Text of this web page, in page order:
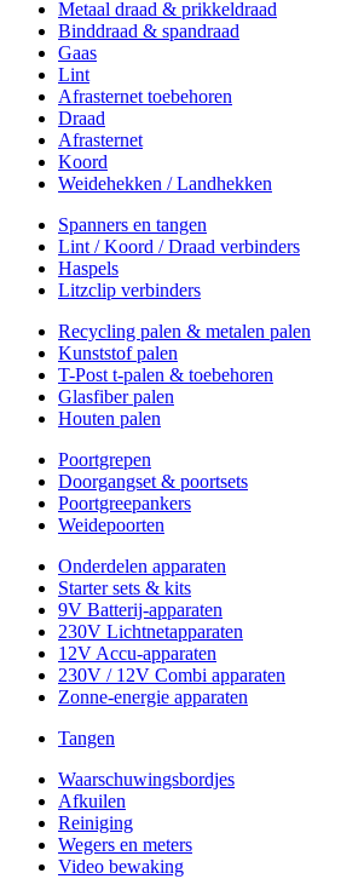
Metaal draad & prikkeldraad
Binddraad & spandraad
Gaas
Lint
Afrasternet toebehoren
Draad
Afrasternet
Koord
Weidehekken / Landhekken
Spanners en tangen
Lint / Koord / Draad verbinders
Haspels
Litzclip verbinders
Recycling palen & metalen palen
Kunststof palen
T-Post t-palen & toebehoren
Glasfiber palen
Houten palen
Poortgrepen
Doorgangset & poortsets
Poortgreepankers
Weidepoorten
Onderdelen apparaten
Starter sets & kits
9V Batterij-apparaten
230V Lichtnetapparaten
12V Accu-apparaten
230V / 12V Combi apparaten
Zonne-energie apparaten
Tangen
Waarschuwingsbordjes
Afkuilen
Reiniging
Wegers en meters
Video bewaking